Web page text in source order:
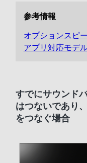
参考情報
オプションスピ
アプリ対応モデ
すでにサウンド
はつないであり
をつなぐ場合